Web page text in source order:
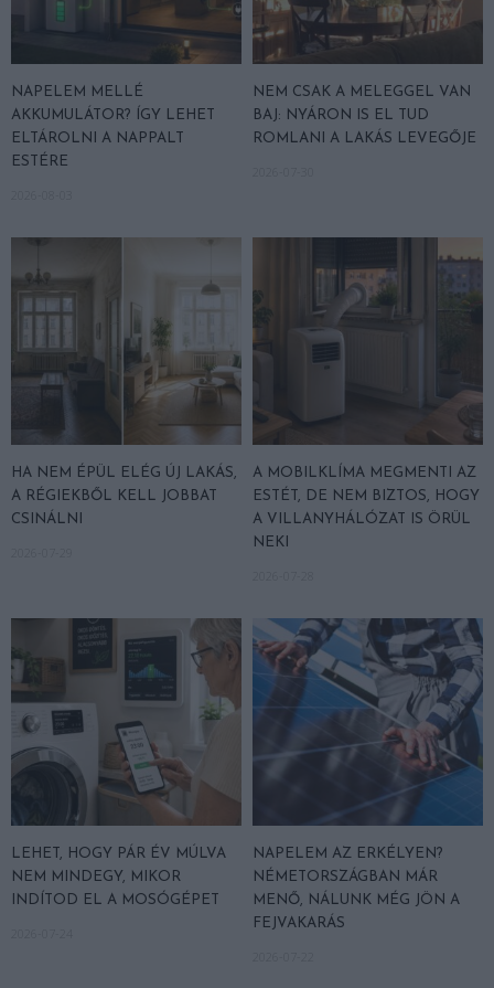
NAPELEM MELLÉ
AKKUMULÁTOR? ÍGY LEHET
ELTÁROLNI A NAPPALT
ESTÉRE
NEM CSAK A MELEGGEL VAN
BAJ: NYÁRON IS EL TUD
ROMLANI A LAKÁS LEVEGŐJE
HA NEM ÉPÜL ELÉG ÚJ LAKÁS,
A RÉGIEKBŐL KELL JOBBAT
CSINÁLNI
A MOBILKLÍMA MEGMENTI AZ
ESTÉT, DE NEM BIZTOS, HOGY
A VILLANYHÁLÓZAT IS ÖRÜL
NEKI
LEHET, HOGY PÁR ÉV MÚLVA
NEM MINDEGY, MIKOR
INDÍTOD EL A MOSÓGÉPET
NAPELEM AZ ERKÉLYEN?
NÉMETORSZÁGBAN MÁR
MENŐ, NÁLUNK MÉG JÖN A
FEJVAKARÁS